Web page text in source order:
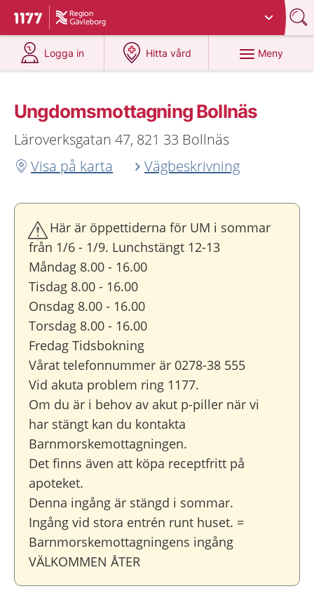
Till startsidan för 1177
Du har valt region
Logga in
på 1177.se
Hitta vård
på 1177.se
Meny
Ungdoms­mottagning Bollnäs
Läroverksgatan 47, 821 33 Bollnäs
Visa på karta
Vägbeskrivning
Här är öppettiderna för UM i sommar
från 1/6 - 1/9. Lunchstängt 12-13
Måndag 8.00 - 16.00
Tisdag 8.00 - 16.00
Onsdag 8.00 - 16.00
Torsdag 8.00 - 16.00
Fredag Tidsbokning
Vårat telefonnummer är 0278-38 555
Vid akuta problem ring 1177.
Om du är i behov av akut p-piller när vi
har stängt kan du kontakta
Barnmorskemottagningen.
Det finns även att köpa receptfritt på
apoteket.
Denna ingång är stängd i sommar.
Ingång vid stora entrén runt huset. =
Barnmorskemottagningens ingång
VÄLKOMMEN ÅTER